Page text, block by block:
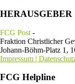
HERAUSGEBER
FCG Post -
Fraktion Christlicher
Johann-Böhm-Platz 1,
Impressum |
FCG Helpline